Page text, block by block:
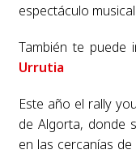
espectáculo
También te puede
Urrutia
Este año el rally
de Algorta, donde
en las cercanías